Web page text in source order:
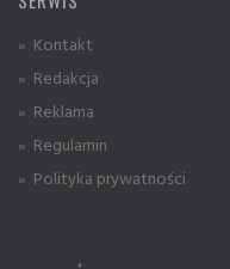
» Kontakt
» Redakcja
» Reklama
» Regulamin
» Polityka prywatności